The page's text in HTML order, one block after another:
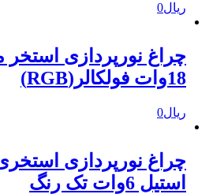
ریال0
چراغ نورپردازی
18وات فولکالر(RGB)
ریال0
چراغ نورپردازی
استیل 6وات تک رنگ